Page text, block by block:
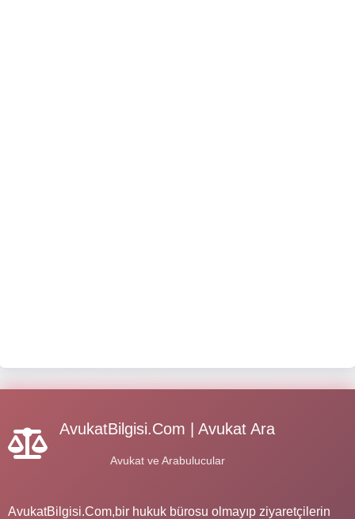
AvukatBilgisi.Com | Avukat Ara
Avukat ve Arabulucular
AvukatBilgisi.Com,bir hukuk bürosu olmayıp ziyaretçilerin